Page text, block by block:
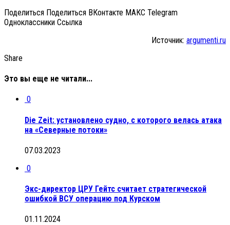
Поделиться Поделиться ВКонтакте МАКС Telegram
Одноклассники Cсылка
Источник: argumenti.ru
Share
Это вы еще не читали...
0
Die Zeit: установлено судно, с которого велась атака
на «Северные потоки»
07.03.2023
0
Экс-директор ЦРУ Гейтс считает стратегической
ошибкой ВСУ операцию под Курском
01.11.2024